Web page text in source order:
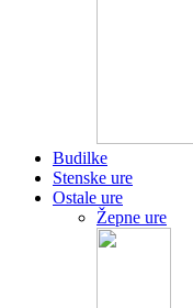
Budilke
Stenske ure
Ostale ure
Žepne ure